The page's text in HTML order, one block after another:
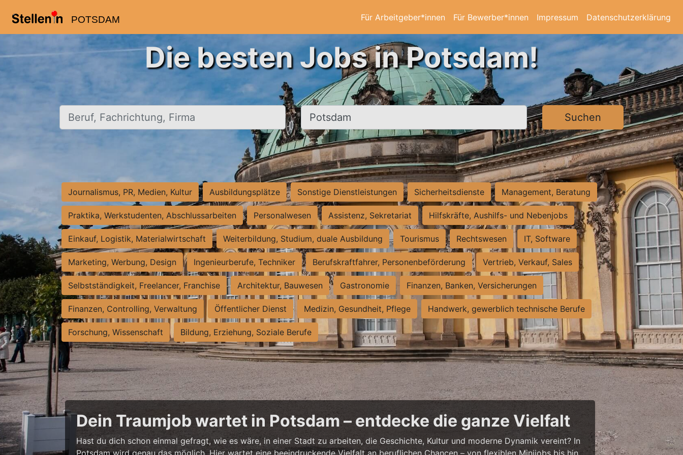
POTSDAM Für Arbeitgeber*innen Für Bewerber*innen Impressum Datenschutzerklärung
Die besten Jobs in Potsdam!
Beruf, Fachrichtung, Firma Ort, Stadt Suchen
Journalismus, PR, Medien, Kultur Ausbildungsplätze Sonstige Dienstleistungen Sicherheitsdienste Management, Beratung
Praktika, Werkstudenten, Abschlussarbeiten Personalwesen Assistenz, Sekretariat Hilfskräfte, Aushilfs- und Nebenjobs
Einkauf, Logistik, Materialwirtschaft Weiterbildung, Studium, duale Ausbildung Tourismus Rechtswesen IT, Software
Marketing, Werbung, Design Ingenieurberufe, Techniker Berufskraftfahrer, Personenbeförderung Vertrieb, Verkauf, Sales
Selbstständigkeit, Freelancer, Franchise Architektur, Bauwesen Gastronomie Finanzen, Banken, Versicherungen
Finanzen, Controlling, Verwaltung Öffentlicher Dienst Medizin, Gesundheit, Pflege Handwerk, gewerblich technische Berufe
Forschung, Wissenschaft Bildung, Erziehung, Soziale Berufe
Dein Traumjob wartet in Potsdam – entdecke die ganze Vielfalt
Hast du dich schon einmal gefragt, wie es wäre, in einer Stadt zu arbeiten, die Geschichte, Kultur und moderne Dynamik vereint? In